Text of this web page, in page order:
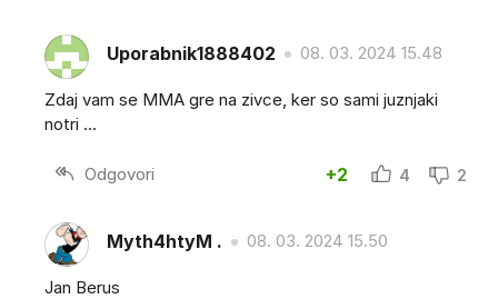
Uporabnik1888402 08. 03. 2024 15.48
Zdaj vam se MMA gre na zivce, ker so sami juznjaki
notri ...
Odgovori +2 4 2
Myth4htyM . 08. 03. 2024 15.50
Jan Berus